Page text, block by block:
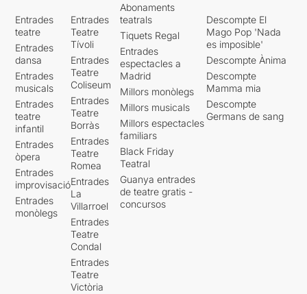
Entrades
teatre
Entrades
dansa
Entrades
musicals
Entrades
teatre
infantil
Entrades
òpera
Entrades
improvisació
Entrades
monòlegs
Entrades
Teatre
Tívoli
Entrades
Teatre
Coliseum
Entrades
Teatre
Borràs
Entrades
Teatre
Romea
Entrades
La
Villarroel
Entrades
Teatre
Condal
Entrades
Teatre
Victòria
Abonaments
teatrals
Tiquets Regal
Entrades
espectacles a
Madrid
Millors monòlegs
Millors musicals
Millors espectacles
familiars
Black Friday
Teatral
Guanya entrades
de teatre gratis -
concursos
Descompte El
Mago Pop 'Nada
es imposible'
Descompte Ànima
Descompte
Mamma mia
Descompte
Germans de sang